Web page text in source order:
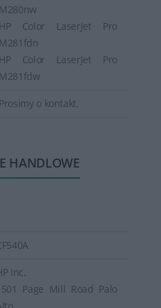
M280nw
HP Color LaserJet Pro
M281fdn
HP Color LaserJet Pro
M281fdw
Prosimy o kontakt.
HANDLOWE
Inc.
Page Mill Road Palo